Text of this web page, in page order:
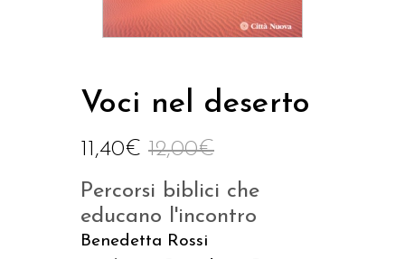
Voci nel deserto
12,00€
11,40€
Percorsi biblici che
educano l'incontro
Benedetta Rossi